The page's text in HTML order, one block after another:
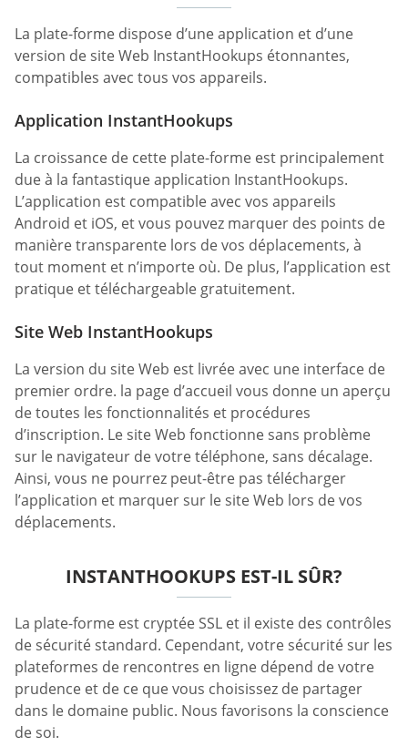
La plate-forme dispose d’une application et d’une
version de site Web InstantHookups étonnantes,
compatibles avec tous vos appareils.
Application InstantHookups
La croissance de cette plate-forme est principalement
due à la fantastique application InstantHookups.
L’application est compatible avec vos appareils
Android et iOS, et vous pouvez marquer des points de
manière transparente lors de vos déplacements, à
tout moment et n’importe où. De plus, l’application est
pratique et téléchargeable gratuitement.
Site Web InstantHookups
La version du site Web est livrée avec une interface de
premier ordre. la page d’accueil vous donne un aperçu
de toutes les fonctionnalités et procédures
d’inscription. Le site Web fonctionne sans problème
sur le navigateur de votre téléphone, sans décalage.
Ainsi, vous ne pourrez peut-être pas télécharger
l’application et marquer sur le site Web lors de vos
déplacements.
INSTANTHOOKUPS EST-IL SÛR?
La plate-forme est cryptée SSL et il existe des contrôles
de sécurité standard. Cependant, votre sécurité sur les
plateformes de rencontres en ligne dépend de votre
prudence et de ce que vous choisissez de partager
dans le domaine public. Nous favorisons la conscience
de soi.